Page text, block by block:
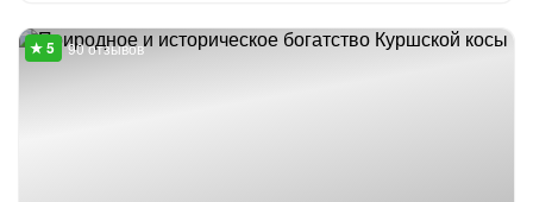
90 отзывов